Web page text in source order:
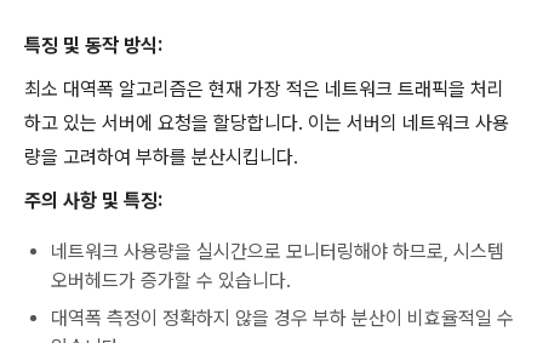
특징 및 동작 방식:
최소 대역폭 알고리즘은 현재 가장 적은 네트워크 트래픽을 처리
하고 있는 서버에 요청을 할당합니다. 이는 서버의 네트워크 사용
량을 고려하여 부하를 분산시킵니다.
주의 사항 및 특징:
네트워크 사용량을 실시간으로 모니터링해야 하므로, 시스템
오버헤드가 증가할 수 있습니다.
대역폭 측정이 정확하지 않을 경우 부하 분산이 비효율적일 수